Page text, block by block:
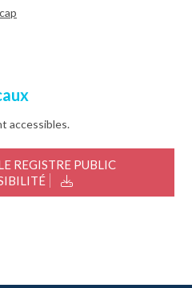
accessibles.
REGISTRE PUBLIC